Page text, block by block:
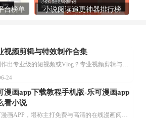
台榜单 小说阅读追更神器排行榜
视频剪辑与特效制作合集
想制作出专业级的短视频或Vlog？专业视频剪辑与特效制作大全专题为你提供了从剪辑、抠像到特效包装的全套解决方案。无论是添加炫酷的片头、进行精准的视频抠图，还是制...
24
漫画app下载教程手机版-乐可漫画app
看小说
乐可漫画APP，堪称主打免费与高清的在线漫画阅读神器。其官方版提供海量完整版漫画资源，无论是国内漫画，还是日漫、韩漫、台漫、美漫等国外漫画，应有尽有，随时供你阅读。只需轻点一下，便能直接进入阅读界面。不仅如此，乐可漫画最新版本更新速度极快，在这里，你总能抢先看到全网一手漫画章节内容！...